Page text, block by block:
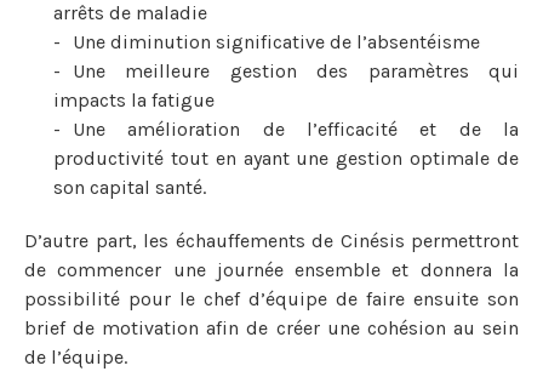
arrêts de maladie
Une diminution significative de l’absentéisme
Une meilleure gestion des paramètres qui
impacts la fatigue
Une amélioration de l’efficacité et de la
productivité tout en ayant une gestion optimale de
son capital santé.
D’autre part, les échauffements de Cinésis permettront
de commencer une journée ensemble et donnera la
possibilité pour le chef d’équipe de faire ensuite son
brief de motivation afin de créer une cohésion au sein
de l’équipe.